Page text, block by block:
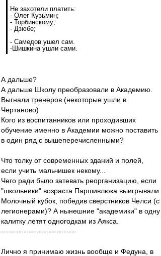
Не захотели платить:
- Олег Кузьмин;
- Торбинскому;
- Дзюбе;
- Самедов ушел сам.
-Шишкина ушли сами.
А дальше?
А дальше Школу преобразовали в Академию.
Выгнали тренеров (некоторые ушли в
Чертаново)
Кого из воспитанников или проходивших
обучение именно в Академии можно поставить
в один ряд с вышеперечисленными?
Что толку от современных зданий и полей,
если учить мальчишек некому...
Чего ради было затевать реорганизацию, если
"школьники" возраста Паршивлюка выигрывали
Молочный кубок, победив сверстников Челси (с
легионерами)? А нынешние "академики" в одну
калитку летят одногодкам из Аякса.
------------------------------
Лично я принимаю жизнь вообще и Федуна, в